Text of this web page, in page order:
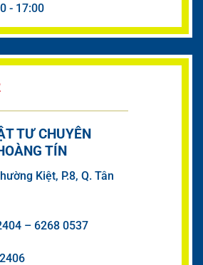
- 17:00
TƯ CHUYÊN
TÍN
Kiệt, P.8, Q. Tân
– 6268 0537